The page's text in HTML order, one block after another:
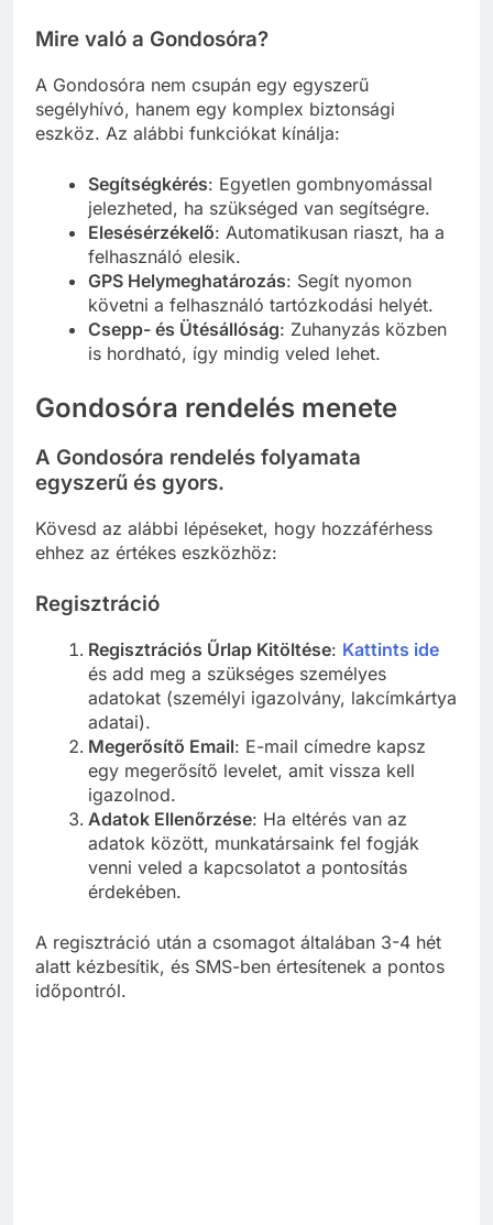
Mire való a Gondosóra?
A Gondosóra nem csupán egy egyszerű
segélyhívó, hanem egy komplex biztonsági
eszköz. Az alábbi funkciókat kínálja:
Segítségkérés: Egyetlen gombnyomással
jelezheted, ha szükséged van segítségre.
Elesésérzékelő: Automatikusan riaszt, ha a
felhasználó elesik.
GPS Helymeghatározás: Segít nyomon
követni a felhasználó tartózkodási helyét.
Csepp- és Ütésállóság: Zuhanyzás közben
is hordható, így mindig veled lehet.
Gondosóra rendelés menete
A Gondosóra rendelés folyamata
egyszerű és gyors.
Kövesd az alábbi lépéseket, hogy hozzáférhess
ehhez az értékes eszközhöz:
Regisztráció
Regisztrációs Űrlap Kitöltése: Kattints ide
és add meg a szükséges személyes
adatokat (személyi igazolvány, lakcímkártya
adatai).
Megerősítő Email: E-mail címedre kapsz
egy megerősítő levelet, amit vissza kell
igazolnod.
Adatok Ellenőrzése: Ha eltérés van az
adatok között, munkatársaink fel fogják
venni veled a kapcsolatot a pontosítás
érdekében.
A regisztráció után a csomagot általában 3-4 hét
alatt kézbesítik, és SMS-ben értesítenek a pontos
időpontról.